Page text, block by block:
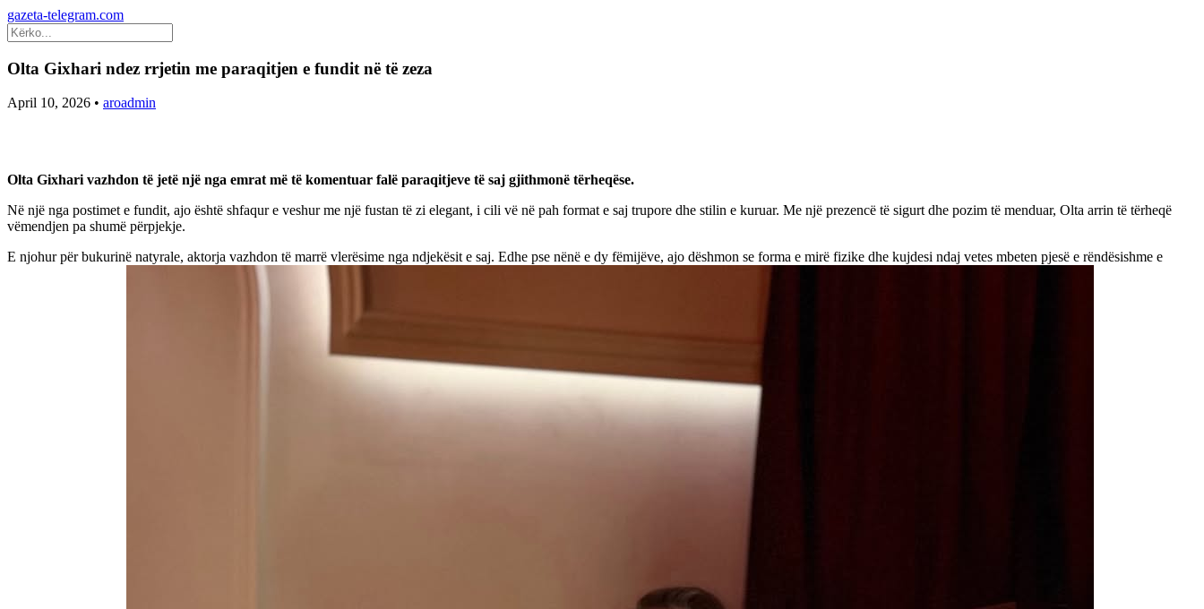
gazeta-telegram.com
Olta Gixhari ndez rrjetin me paraqitjen e fundit në të zeza
April 10, 2026 • aroadmin
Olta Gixhari vazhdon të jetë një nga emrat më të komentuar falë paraqitjeve të saj gjithmonë tërheqëse.
Në një nga postimet e fundit, ajo është shfaqur e veshur me një fustan të zi elegant, i cili vë në pah format e saj trupore dhe stilin e kuruar. Me një prezencë të sigurt dhe pozim të menduar, Olta arrin të tërheqë
vëmendjen pa shumë përpjekje.
E njohur për bukurinë natyrale, aktorja vazhdon të marrë vlerësime nga ndjekësit e saj. Edhe pse nënë e dy fëmijëve, ajo dëshmon se forma e mirë fizike dhe kujdesi ndaj vetes mbeten pjesë e rëndësishme e